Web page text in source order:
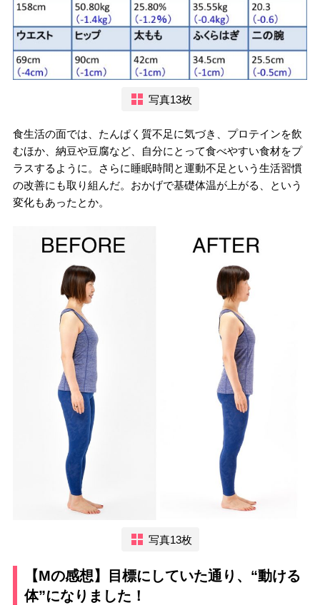
写真13枚
食生活の面では、たんぱく質不足に気づき、プロテインを飲
むほか、納豆や豆腐など、自分にとって食べやすい食材をプ
ラスするように。さらに睡眠時間と運動不足という生活習慣
の改善にも取り組んだ。おかげで基礎体温が上がる、という
変化もあったとか。
写真13枚
【Mの感想】目標にしていた通り、“動ける
体”になりました！